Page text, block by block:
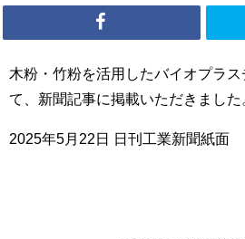
木粉・竹粉を活用したバイオプラ
て、新聞記事に掲載いただきました
2025年5月22日 日刊工業新聞紙面